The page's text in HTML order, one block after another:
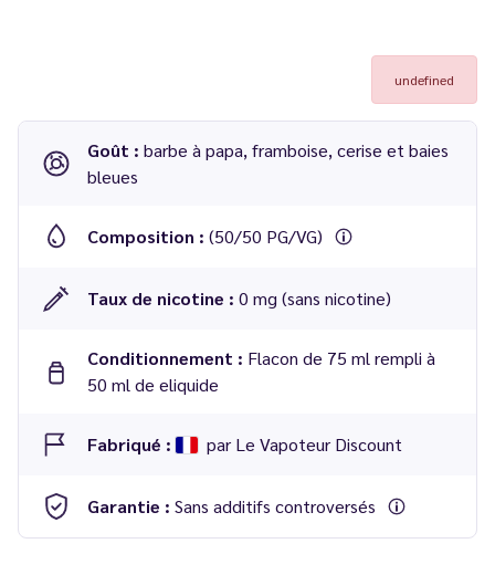
undefined
Goût : barbe à papa, framboise, cerise et baies
bleues
Composition : (50/50 PG/VG)
Taux de nicotine : 0 mg (sans nicotine)
Conditionnement : Flacon de 75 ml rempli à
50 ml de eliquide
Fabriqué : par Le Vapoteur Discount
Garantie : Sans additifs controversés